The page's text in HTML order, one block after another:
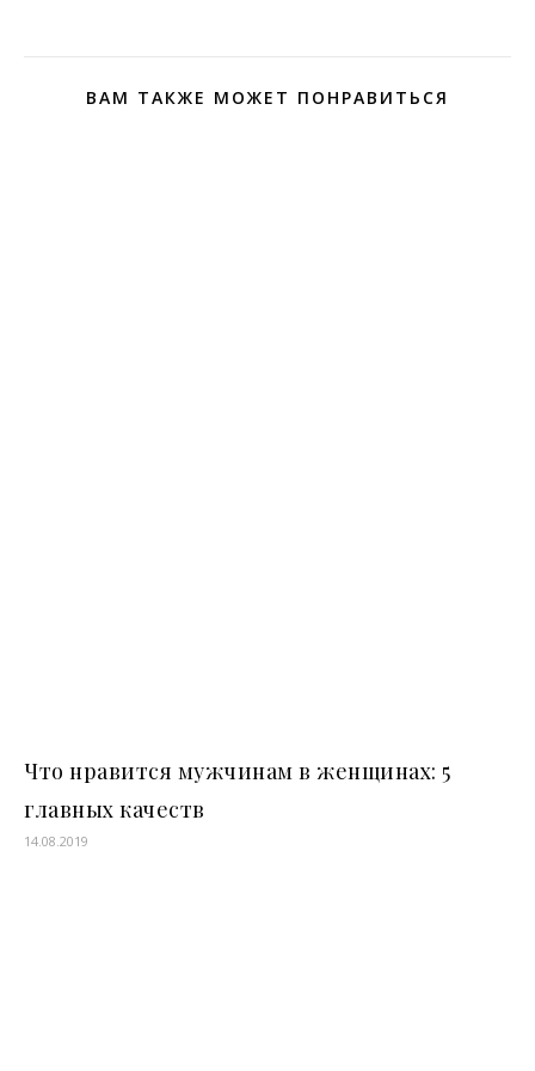
ВАМ ТАКЖЕ МОЖЕТ ПОНРАВИТЬСЯ
Что нравится мужчинам в женщинах: 5
главных качеств
14.08.2019